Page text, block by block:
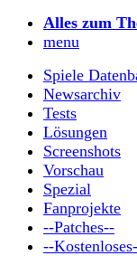
Alles zum
menu
Spiele
Newsarchiv
Tests
Lösungen
Screenshots
Vorschau
Spezial
Fanprojekte
--Patches--
--